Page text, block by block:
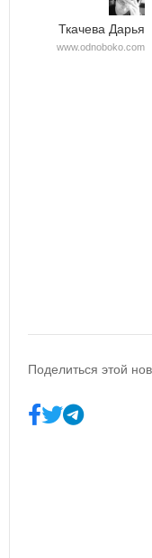
Ткачева Дарья
www.odnoboko.com
Поделиться этой